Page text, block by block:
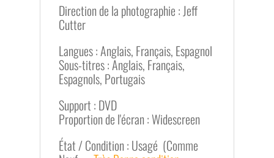
Direction de la photographie : Jeff
Cutter
Langues : Anglais, Français, Espagnol
Sous-titres : Anglais, Français,
Espagnols, Portugais
Support : DVD
Proportion de l'écran : Widescreen
État / Condition : Usagé (Comme